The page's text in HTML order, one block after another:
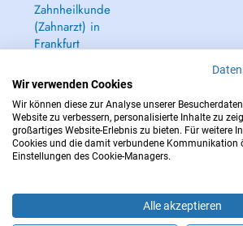
Zahnheilkunde
(Zahnarzt) in
Frankfurt
(Hautarzt) in
Frankfurt
Alle anzeigen →
IM NOTFALL WENDEN SIE SICH
Wir verwenden Cookies
Wir können diese zur Analyse unserer
Website zu verbessern, personalisierte Inhalte zu
großartiges Website-Erlebnis zu bieten. Für weitere
Cookies und die damit verbundene Kommunikation
Einstellungen des Cookie-Managers.
Alle akzeptieren